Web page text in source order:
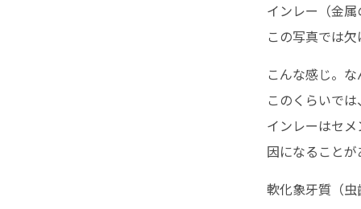
インレー（金
この写真では
こんな感じ。
このくらいで
インレーはセ
因になることが
軟化象牙質（